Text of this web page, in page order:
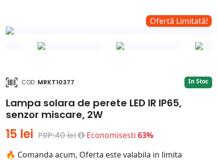
Ofertă Limitată!
COD: MRKT10377 In Stoc
Lampa solara de perete LED IR IP65,
senzor miscare, 2W
15 lei PRP:40 lei Economisesti 63%
🔥 Comanda acum, Oferta este valabila in limita